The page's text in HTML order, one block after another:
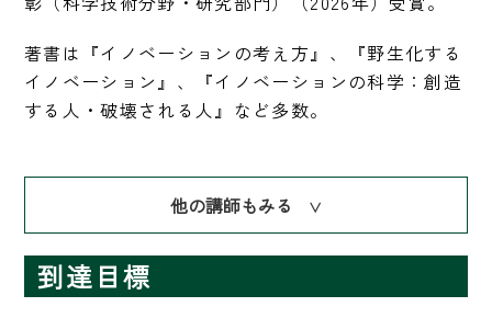
著書は『イノベーションの考え方』、『野生化する
イノベーション』、『イノベーションの科学：創造
する人・破壊される人』など多数。
他の講師もみる ∨
到達目標